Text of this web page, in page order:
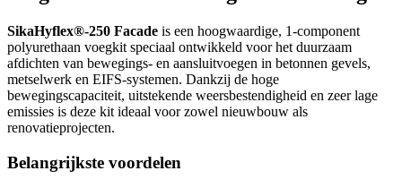
SikaHyflex®-250 Facade is een hoogwaardige, 1-component
polyurethaan voegkit speciaal ontwikkeld voor het duurzaam
afdichten van bewegings- en aansluitvoegen in betonnen gevels,
metselwerk en EIFS-systemen. Dankzij de hoge
bewegingscapaciteit, uitstekende weersbestendigheid en zeer lage
emissies is deze kit ideaal voor zowel nieuwbouw als
renovatieprojecten.
Belangrijkste voordelen